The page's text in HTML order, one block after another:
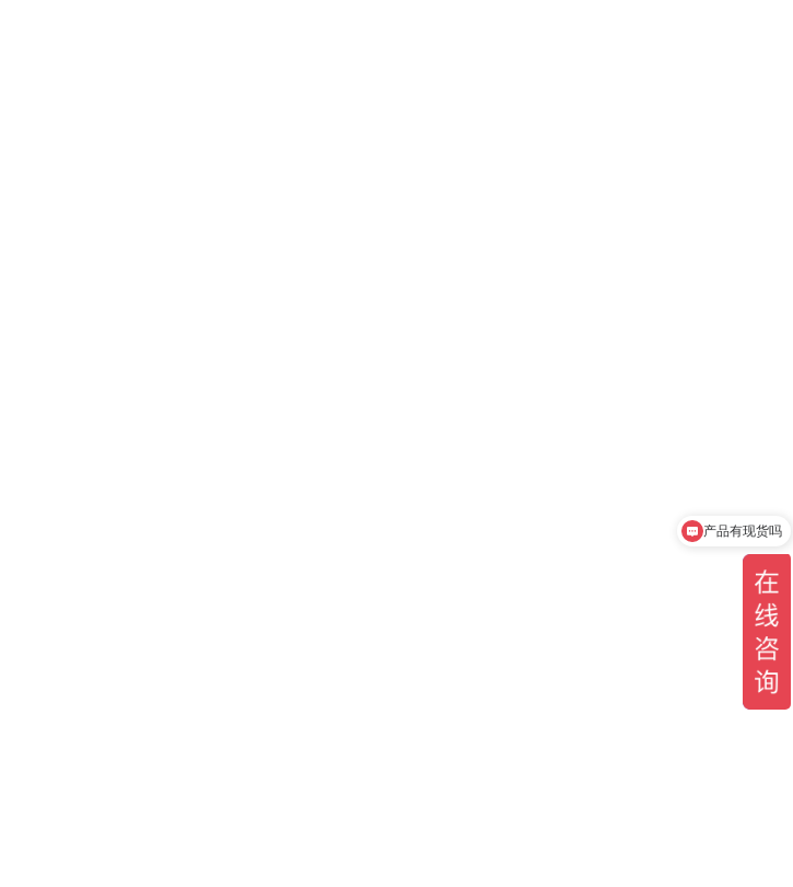
产品有现货吗